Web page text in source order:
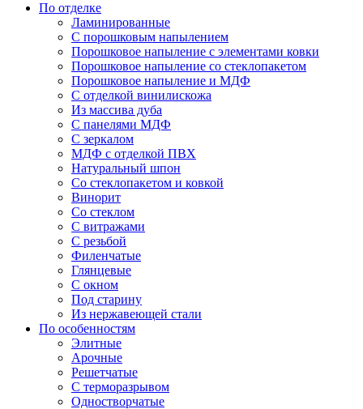
По отделке
Ламинированные
С порошковым напылением
Порошковое напыление с элементами ковки
Порошковое напыление со стеклопакетом
Порошковое напыление и МДФ
С отделкой винилискожа
Из массива дуба
С панелями МДФ
С зеркалом
МДФ с отделкой ПВХ
Натуральный шпон
Со стеклопакетом и ковкой
Винорит
Со стеклом
С витражами
С резьбой
Филенчатые
Глянцевые
С окном
Под старину
Из нержавеющей стали
По особенностям
Элитные
Арочные
Решетчатые
С терморазрывом
Одностворчатые